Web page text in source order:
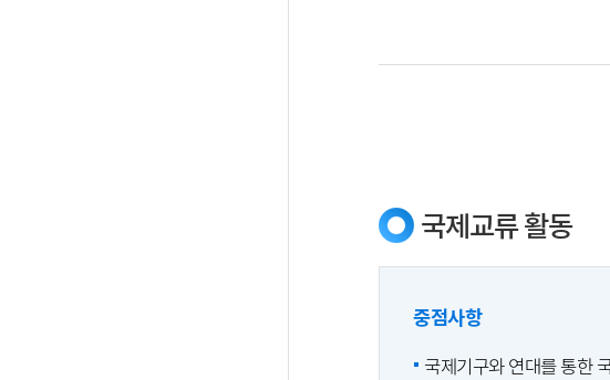
국제교류 활동
중점사항
국제기구와 연대를 통한